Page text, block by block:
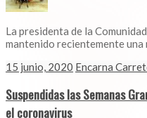
La presidenta de la
mantenido recientemente una
15 junio, 2020 Encarna
Suspendidas las Semanas
el coronavirus